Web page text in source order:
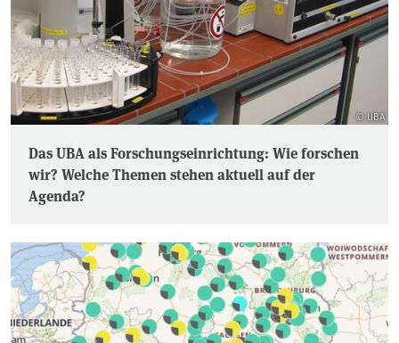
© UBA
Das UBA als Forschungseinrichtung: Wie forschen
wir? Welche Themen stehen aktuell auf der
Agenda?